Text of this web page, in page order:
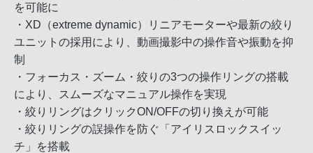
を可能に
・XD（extreme dynamic）リニアモーターや最新の絞り
ユニットの採用により、動画撮影中の操作音や振動を抑
制
・フォーカス・ズーム・絞りの3つの操作リングの搭載
により、スムーズなマニュアル操作を実現
・絞りリングはクリックON/OFFの切り換えが可能
・絞りリングの誤操作を防ぐ「アイリスロックスイッ
チ」を搭載